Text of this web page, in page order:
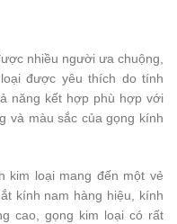
nhiều người ưa chuộng,
được yêu thích do tính
năng kết hợp phù hợp với
và màu sắc của gọng kính
kim loại mang đến một vẻ
kính nam hàng hiệu, kính
cao, gọng kim loại có rất